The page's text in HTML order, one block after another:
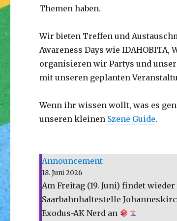
Themen haben.
Wir bieten Treffen und
Awareness Days wie IDAHOBITA,
organisieren wir Partys und
mit unseren geplanten
Wenn ihr wissen wollt, was es
unseren kleinen Szene Guide.
Announcement
18. Juni 2026
Am Freitag (19. Juni) findet
Saarbahnhaltestelle
Exodus-AK Nerd an